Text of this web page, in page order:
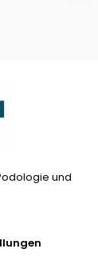
und